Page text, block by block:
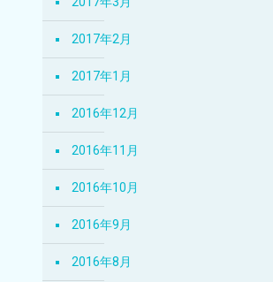
2017年2月
2017年1月
2016年12月
2016年11月
2016年10月
2016年9月
2016年8月